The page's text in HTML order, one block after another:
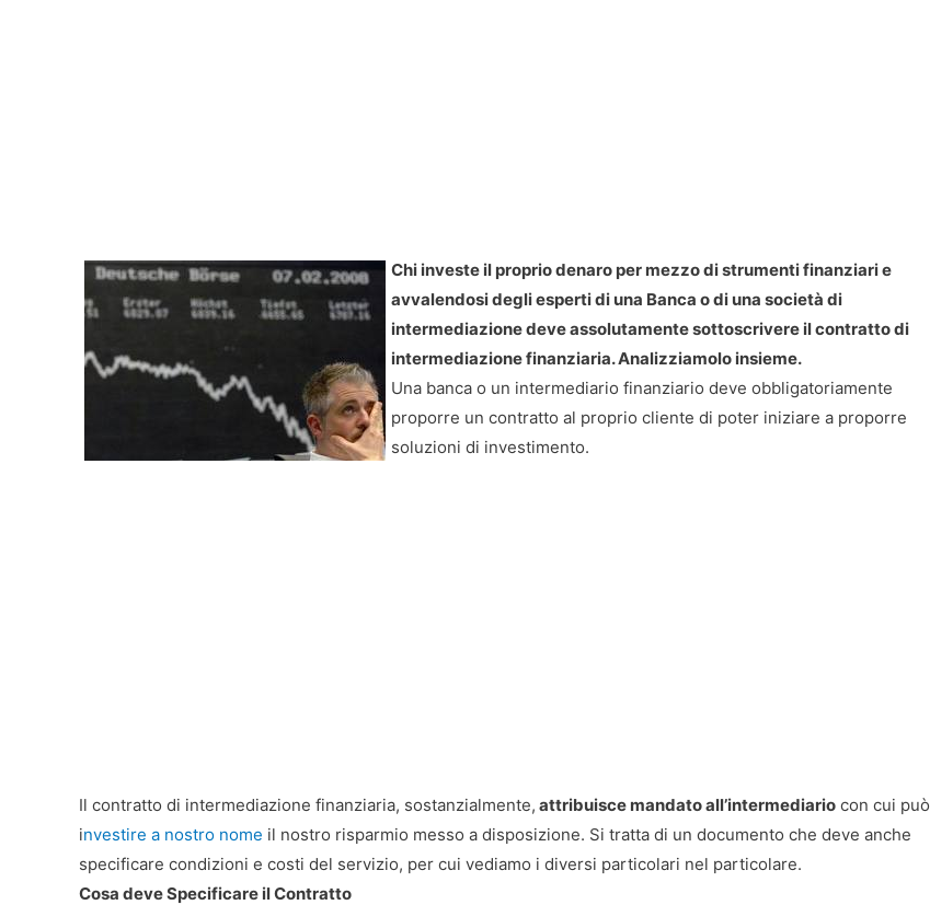
Chi investe il proprio denaro per mezzo di strumenti finanziari e
avvalendosi degli esperti di una Banca o di una società di
intermediazione deve assolutamente sottoscrivere il contratto di
intermediazione finanziaria. Analizziamolo insieme.
Una banca o un intermediario finanziario deve obbligatoriamente
proporre un contratto al proprio cliente di poter iniziare a proporre
soluzioni di investimento.
Il contratto di intermediazione finanziaria, sostanzialmente, attribuisce mandato all’intermediario con cui può
investire a nostro nome il nostro risparmio messo a disposizione. Si tratta di un documento che deve anche
specificare condizioni e costi del servizio, per cui vediamo i diversi particolari nel particolare.
Cosa deve Specificare il Contratto